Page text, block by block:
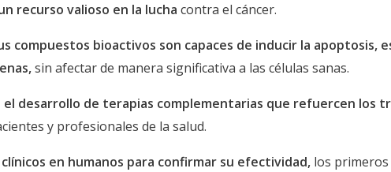
recurso valioso en la lucha contra el cáncer.
compuestos bioactivos son capaces de inducir la apoptosis,
sin afectar de manera significativa a las células sanas.
desarrollo de terapias complementarias que refuercen los
y profesionales de la salud.
en humanos para confirmar su efectividad,los primeros